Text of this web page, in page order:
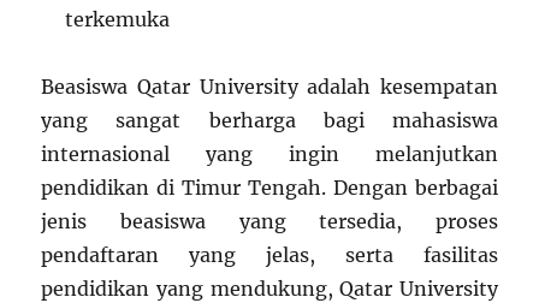
terkemuka
Beasiswa Qatar University adalah kesempatan
yang sangat berharga bagi mahasiswa
internasional yang ingin melanjutkan
pendidikan di Timur Tengah. Dengan berbagai
jenis beasiswa yang tersedia, proses
pendaftaran yang jelas, serta fasilitas
pendidikan yang mendukung, Qatar University